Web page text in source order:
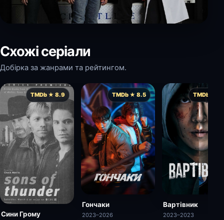
Схожі серіали
Добірка за жанрами та рейтингом.
TMDb ★ 8.9
Сини Грому
TMDb ★ 8.5
Гончаки
2023–2026
TMDb ★
Вартівник
2023–2023